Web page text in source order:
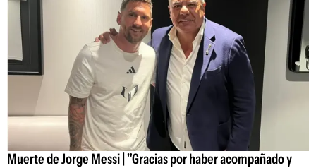
Muerte de Jorge Messi | "Gracias por haber acompañado y